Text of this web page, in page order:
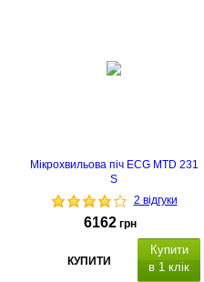
Мікрохвильова піч ECG MTD 231
S
2 відгуки
6162 грн
КУПИТИ
Купити
в 1 клік